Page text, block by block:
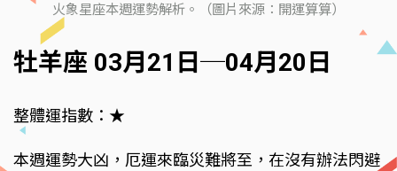
火象星座本週運勢解析。（圖片來源：開運算算）
牡羊座 03月21日─04月20日
整體運指數：★
本週運勢大凶，厄運來臨災難將至，在沒有辦法閃避